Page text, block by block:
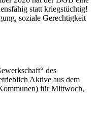
statt kriegstüchtig!
soziale Gerechtigkeit
des
Aktive aus dem
für Mittwoch,